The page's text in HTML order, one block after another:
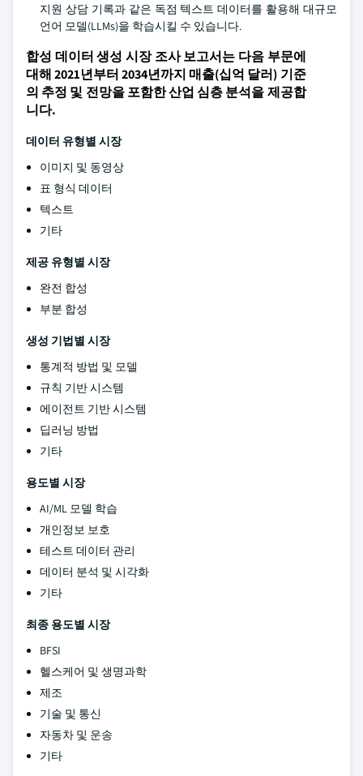
지원 상담 기록과 같은 독점 텍스트 데이터를 활용해 대규모
언어 모델(LLMs)을 학습시킬 수 있습니다.
합성 데이터 생성 시장 조사 보고서는 다음 부문에
대해 2021년부터 2034년까지 매출(십억 달러) 기준
의 추정 및 전망을 포함한 산업 심층 분석을 제공합
니다.
데이터 유형별 시장
이미지 및 동영상
표 형식 데이터
텍스트
기타
제공 유형별 시장
완전 합성
부분 합성
생성 기법별 시장
통계적 방법 및 모델
규칙 기반 시스템
에이전트 기반 시스템
딥러닝 방법
기타
용도별 시장
AI/ML 모델 학습
개인정보 보호
테스트 데이터 관리
데이터 분석 및 시각화
기타
최종 용도별 시장
BFSI
헬스케어 및 생명과학
제조
기술 및 통신
자동차 및 운송
기타